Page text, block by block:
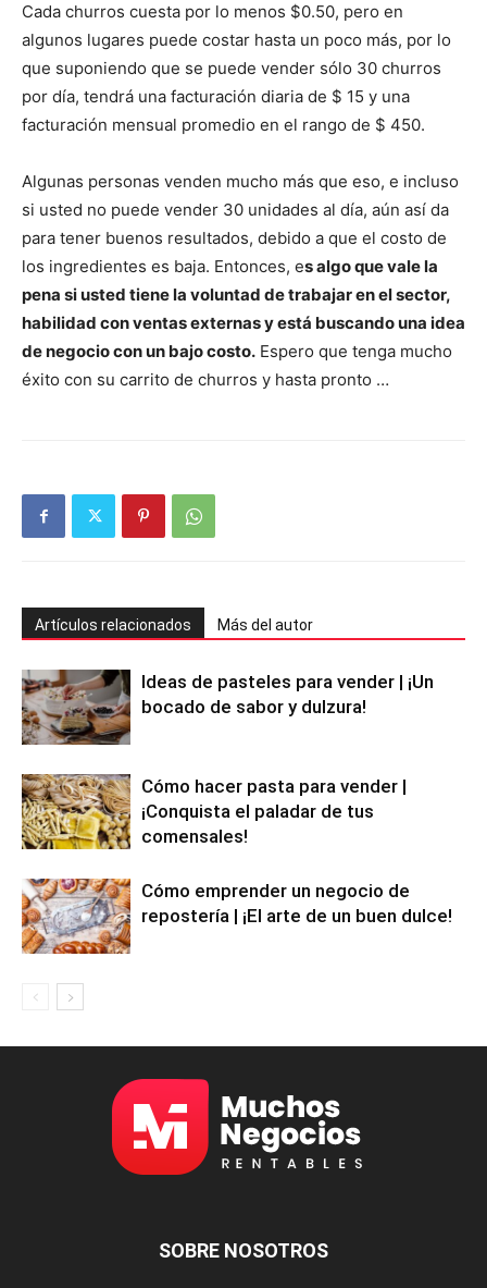
Cada churros cuesta por lo menos $0.50, pero en
algunos lugares puede costar hasta un poco más, por lo
que suponiendo que se puede vender sólo 30 churros
por día, tendrá una facturación diaria de $ 15 y una
facturación mensual promedio en el rango de $ 450.
Algunas personas venden mucho más que eso, e incluso
si usted no puede vender 30 unidades al día, aún así da
para tener buenos resultados, debido a que el costo de
los ingredientes es baja. Entonces, es algo que vale la
pena si usted tiene la voluntad de trabajar en el sector,
habilidad con ventas externas y está buscando una idea
de negocio con un bajo costo. Espero que tenga mucho
éxito con su carrito de churros y hasta pronto …
Artículos relacionados Más del autor
Ideas de pasteles para vender | ¡Un
bocado de sabor y dulzura!
Cómo hacer pasta para vender |
¡Conquista el paladar de tus
comensales!
Cómo emprender un negocio de
repostería | ¡El arte de un buen dulce!
SOBRE NOSOTROS